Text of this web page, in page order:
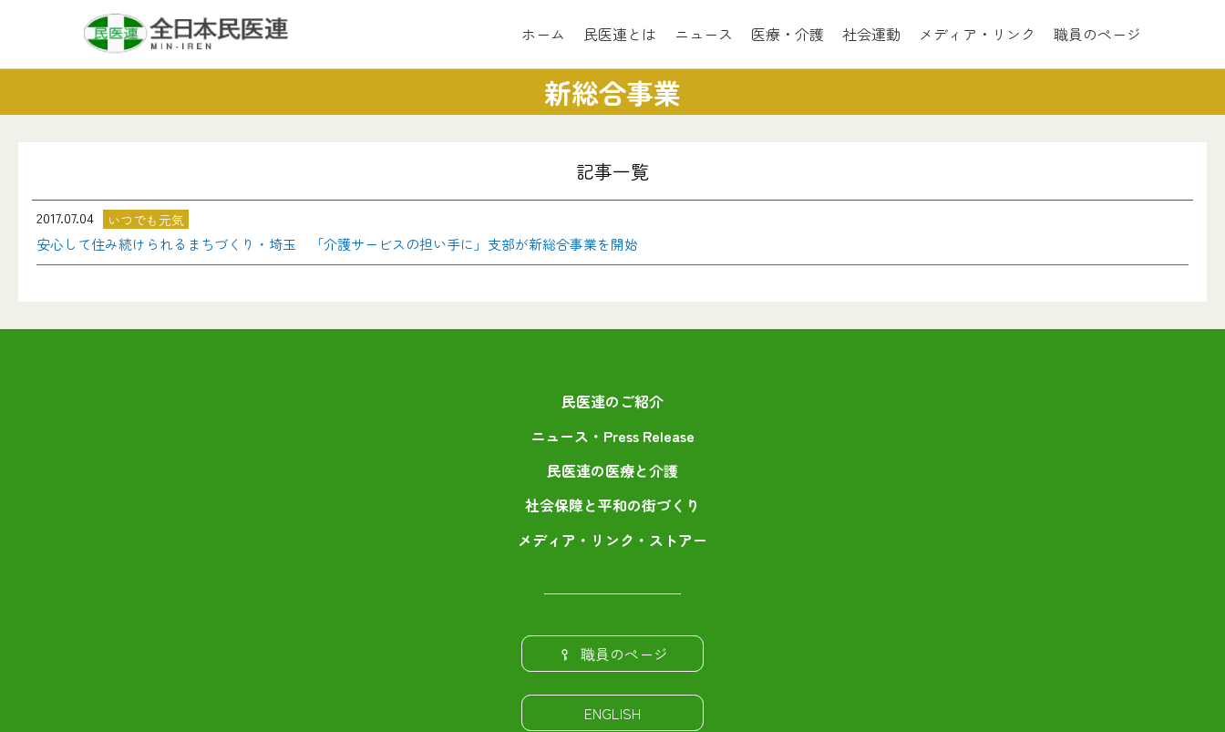
ホーム 民医連とは ニュース 医療・介護 社会運動 メディア・リンク 職員のページ
新総合事業
記事一覧
2017.07.04 いつでも元気
安心して住み続けられるまちづくり・埼玉 「介護サービスの担い手に」支部が新総合事業を開始
民医連のご紹介
ニュース・Press Release
民医連の医療と介護
社会保障と平和の街づくり
メディア・リンク・ストアー
職員のページ
ENGLISH